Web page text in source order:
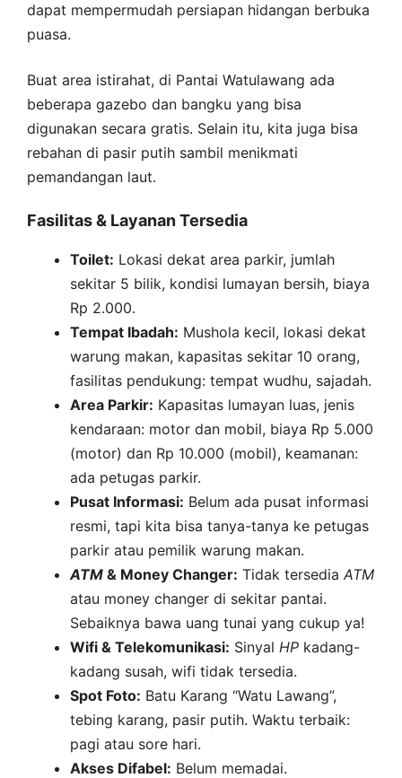
dapat mempermudah persiapan hidangan berbuka
puasa.
Buat area istirahat, di Pantai Watulawang ada
beberapa gazebo dan bangku yang bisa
digunakan secara gratis. Selain itu, kita juga bisa
rebahan di pasir putih sambil menikmati
pemandangan laut.
Fasilitas & Layanan Tersedia
Toilet: Lokasi dekat area parkir, jumlah
sekitar 5 bilik, kondisi lumayan bersih, biaya
Rp 2.000.
Tempat Ibadah: Mushola kecil, lokasi dekat
warung makan, kapasitas sekitar 10 orang,
fasilitas pendukung: tempat wudhu, sajadah.
Area Parkir: Kapasitas lumayan luas, jenis
kendaraan: motor dan mobil, biaya Rp 5.000
(motor) dan Rp 10.000 (mobil), keamanan:
ada petugas parkir.
Pusat Informasi: Belum ada pusat informasi
resmi, tapi kita bisa tanya-tanya ke petugas
parkir atau pemilik warung makan.
ATM & Money Changer: Tidak tersedia ATM
atau money changer di sekitar pantai.
Sebaiknya bawa uang tunai yang cukup ya!
Wifi & Telekomunikasi: Sinyal HP kadang-
kadang susah, wifi tidak tersedia.
Spot Foto: Batu Karang “Watu Lawang”,
tebing karang, pasir putih. Waktu terbaik:
pagi atau sore hari.
Akses Difabel: Belum memadai.